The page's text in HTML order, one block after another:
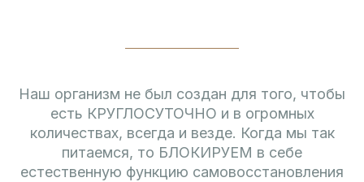
Наш организм не был создан для того, чтобы
есть КРУГЛОСУТОЧНО и в огромных
количествах, всегда и везде. Когда мы так
питаемся, то БЛОКИРУЕМ в себе
естественную функцию самовосстановления